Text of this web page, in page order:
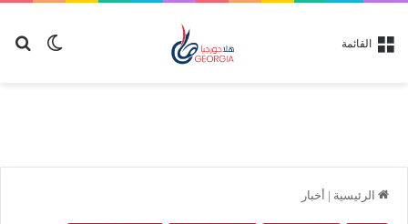
الوضع القائمة
الرئيسية | أخبار